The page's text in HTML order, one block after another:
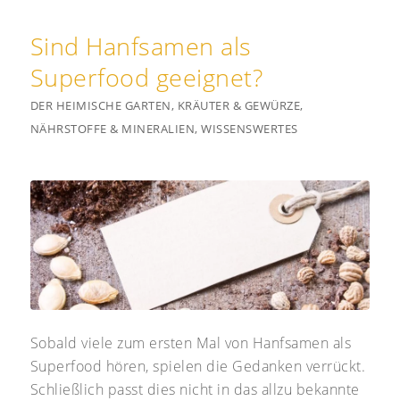
Sind Hanfsamen als
Superfood geeignet?
DER HEIMISCHE GARTEN, KRÄUTER & GEWÜRZE,
NÄHRSTOFFE & MINERALIEN,WISSENSWERTES
Sobald viele zum ersten Mal von Hanfsamen als
Superfood hören, spielen die Gedanken verrückt.
Schließlich passt dies nicht in das allzu bekannte